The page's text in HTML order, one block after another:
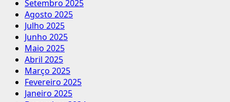
Setembro 2025
Agosto 2025
Julho 2025
Junho 2025
Maio 2025
Abril 2025
Março 2025
Fevereiro 2025
Janeiro 2025